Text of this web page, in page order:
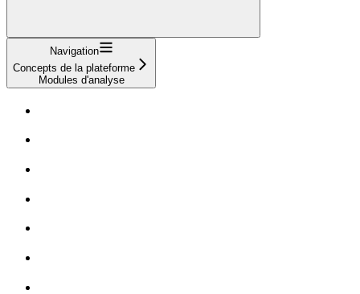
Navigation
Concepts de la plateforme
Modules d'analyse